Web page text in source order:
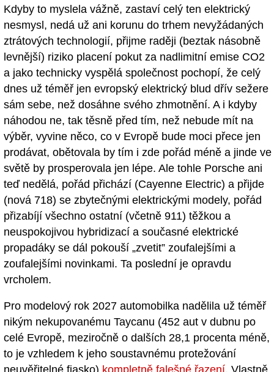
Kdyby to myslela vážně, zastaví celý ten elektrický
nesmysl, nedá už ani korunu do trhem nevyžádaných
ztrátových technologií, přijme raději (beztak násobně
levnější) riziko placení pokut za nadlimitní emise CO2
a jako technicky vyspělá společnost pochopí, že celý
dnes už téměř jen evropský elektrický blud dřív sežere
sám sebe, než dosáhne svého zhmotnění. A i kdyby
náhodou ne, tak těsně před tím, než nebude mít na
výběr, vyvine něco, co v Evropě bude moci přece jen
prodávat, obětovala by tím i zde pořád méně a jinde ve
světě by prosperovala jen lépe. Ale tohle Porsche ani
teď nedělá, pořád přichází (Cayenne Electric) a přijde
(nová 718) se zbytečnými elektrickými modely, pořád
přizabíjí všechno ostatní (včetně 911) těžkou a
neuspokojivou hybridizací a současné elektrické
propadáky se dál pokouší „zvetit” zoufalejšími a
zoufalejšími novinkami. Ta poslední je opravdu
vrcholem.
Pro modelový rok 2027 automobilka nadělila už téměř
nikým nekupovanému Taycanu (452 aut v dubnu po
celé Evropě, meziročně o dalších 28,1 procenta méně,
to je vzhledem k jeho soustavnému protežování
neuvěřitelné fiasko) kompletně falešné řazení. Vlastně